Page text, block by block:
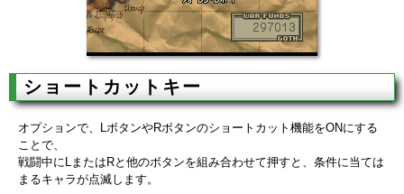
ショートカットキー
オプションで、LボタンやRボタンのショートカット機能をONにする
ことで、
戦闘中にLまたはRと他のボタンを組み合わせて押すと、条件に当ては
まるキャラが点滅します。